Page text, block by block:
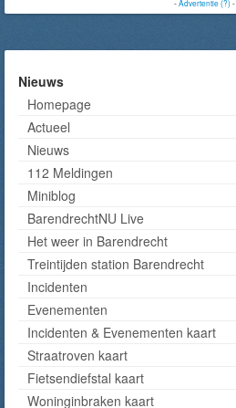
-Advertentie (?)-
Nieuws
Homepage
Actueel
Nieuws
112 Meldingen
Miniblog
BarendrechtNU Live
Het weer in Barendrecht
Treintijden station Barendrecht
Incidenten
Evenementen
Incidenten & Evenementen kaart
Straatroven kaart
Fietsendiefstal kaart
Woninginbraken kaart